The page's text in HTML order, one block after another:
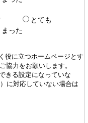
とても
まった
役に立つホームページとす
協力をお願いします。
きる設定になっていな
に対応していない場合は